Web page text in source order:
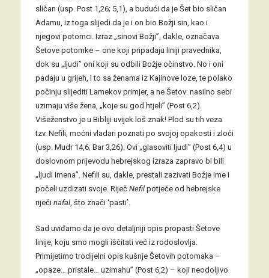
sličan (usp. Post 1,26; 5,1), a budući da je Šet bio sličan
Adamu, iz toga slijedi da je i on bio Božji sin, kao i
njegovi potomci. Izraz „sinovi Božji”, dakle, označava
Šetove potomke – one koji pripadaju liniji pravednika,
dok su „ljudi” oni koji su odbili Božje očinstvo. No i oni
padaju u grijeh, i to sa ženama iz Kajinove loze, te polako
počinju slijediti Lamekov primjer, a ne Šetov: nasilno sebi
uzimaju više žena, „koje su god htjeli” (Post 6,2).
Višeženstvo je u Bibliji uvijek loš znak! Plod su tih veza
tzv. Nefili, moćni vladari poznati po svojoj opakosti i zloći
(usp. Mudr 14,6; Bar 3,26). Ovi „glasoviti ljudi” (Post 6,4) u
doslovnom prijevodu hebrejskog izraza zapravo bi bili
„ljudi imena”. Nefili su, dakle, prestali zazivati Božje ime i
počeli uzdizati svoje. Riječ Nefilpotječe od hebrejske
riječi nafal, što znači ‘pasti’.
Sad uviđamo da je ovo detaljniji opis propasti Šetove
linije, koju smo mogli iščitati već iz rodoslovlja.
Primijetimo trodijelni opis kušnje Šetovih potomaka –
„opaze… pristale… uzimahu” (Post 6,2) – koji neodoljivo